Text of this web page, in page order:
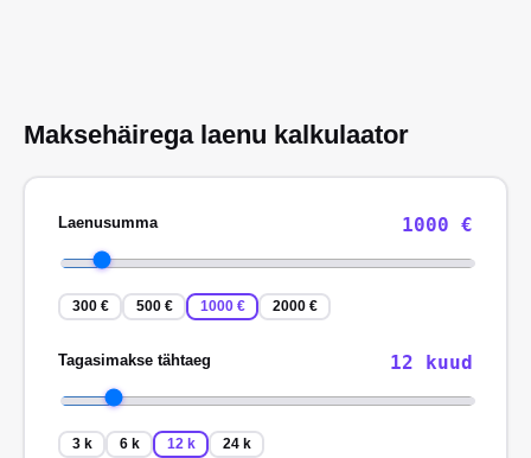
Maksehäirega laenu kalkulaator
Laenusumma 1000 €
300 € 500 € 1000 € 2000 €
Tagasimakse tähtaeg 12 kuud
3 k 6 k 12 k 24 k